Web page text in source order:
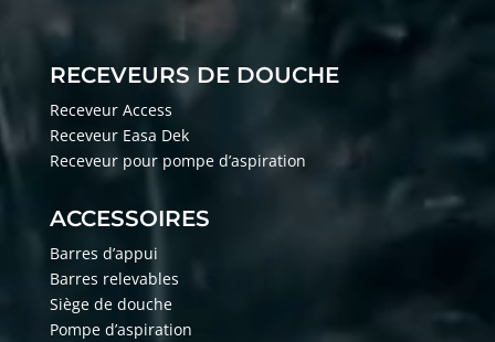
RECEVEURS DE DOUCHE
Receveur Access
Receveur Easa Dek
Receveur pour pompe d’aspiration
ACCESSOIRES
Barres d’appui
Barres relevables
Siège de douche
Pompe d’aspiration